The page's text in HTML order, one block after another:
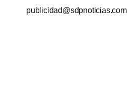
publicidad@sdpnoticias.com